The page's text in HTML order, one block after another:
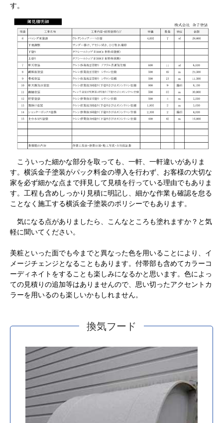
す。
こういった細かな部分を取っても、一軒、一軒違いがありま
す。横浜金子塗装がパック料金の導入を行わず、お客様の大切な
家を必ず細かな点まで拝見して見積を行っている理由でもありま
す。工程も含めしっかり見積に明記し、細かな作業も確認を怠る
ことなく施工する横浜金子塗装のポリシーでもあります。
気になる点がありましたら、こんなところも塗れますか？と気
軽に聞いてください。
美粧といった面でも今までと異なった色を用いることにより、イ
メージチェンジとなることもあります。付帯部も含めてカラーコ
ーディネイトをすることも楽しみになるかと思います。色によっ
ての見積りの追加等はありませんので、思い切ったアクセントカ
ラーを用いるのも楽しいかもしれません。
換気フード